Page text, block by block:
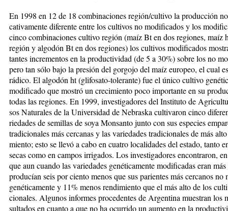
En 1998 en 12 de 18 combinaciones región/cul­ti­vo la producción
cativamente diferente entre los cul­ti­vos no modificados y los
cinco combina­cio­nes cul­­ti­vo región (maíz Bt en dos regiones, maíz
región y al­go­dón Bt en dos regiones) los cultivos mo­di­fi­ca­dos
tan­tes incre­men­tos en la produc­ti­vi­dad (de 5 a 30%) so­bre los no
pero tan só­lo bajo la presión del gorgo­jo del maíz europeo, el cual
rádico. El al­go­dón ht (glifosato-tole­rante) fue el úni­co cultivo
mo­di­fi­cado que mostró un crecimiento poco im­por­tan­te en su
to­das las regiones. En 1999, inves­ti­ga­do­res del Instituto de
sos Naturales de la Uni­ver­si­dad de Ne­braska cultivaron cinco
riedades de semillas de soya Mon­­san­to junto con sus especies
tradicionales más cercanas y las va­rie­dades tradicionales de más
miento; esto se llevó a ca­bo en cua­tro locali­dades del estado, tanto
secas como en campos irri­ga­dos. Los in­vestigadores en­con­­tra­ron,
que aun cuan­do las va­rie­da­des ge­néticamente modifi­cadas eran más
producían seis por cien­to me­nos que sus parientes más cer­ca­nos no
ge­né­ti­ca­­men­te y 11% menos rendimiento que el más al­to de los
cio­na­les. Al­gu­nos in­for­mes proce­den­tes de Ar­gen­ti­­na mues­tran los
sul­ta­dos en cuanto a que no ha ocu­rrido un au­men­to en la